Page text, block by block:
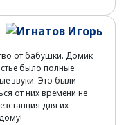
от бабушки. Домик
было полные
звуки. Это были
от них времени не
для их